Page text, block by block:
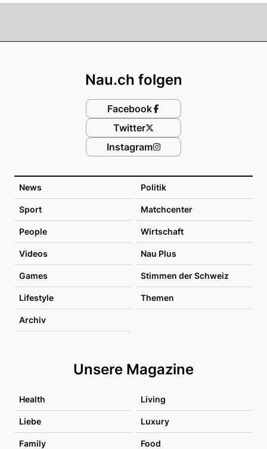
News Politik
Sport Matchcenter
People Wirtschaft
Videos Nau Plus
Games Stimmen der Schweiz
Lifestyle Themen
Archiv
Unsere Magazine
Health Living
Liebe Luxury
Family Food
Nau.ch folgen
Facebook
Twitter
Instagram